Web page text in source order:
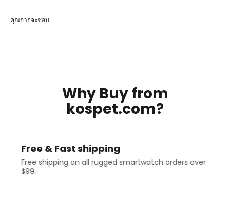
คุณอาจจะชอบ
Why Buy from
kospet.com?
Free & Fast shipping
Free shipping on all rugged smartwatch orders over
$99.